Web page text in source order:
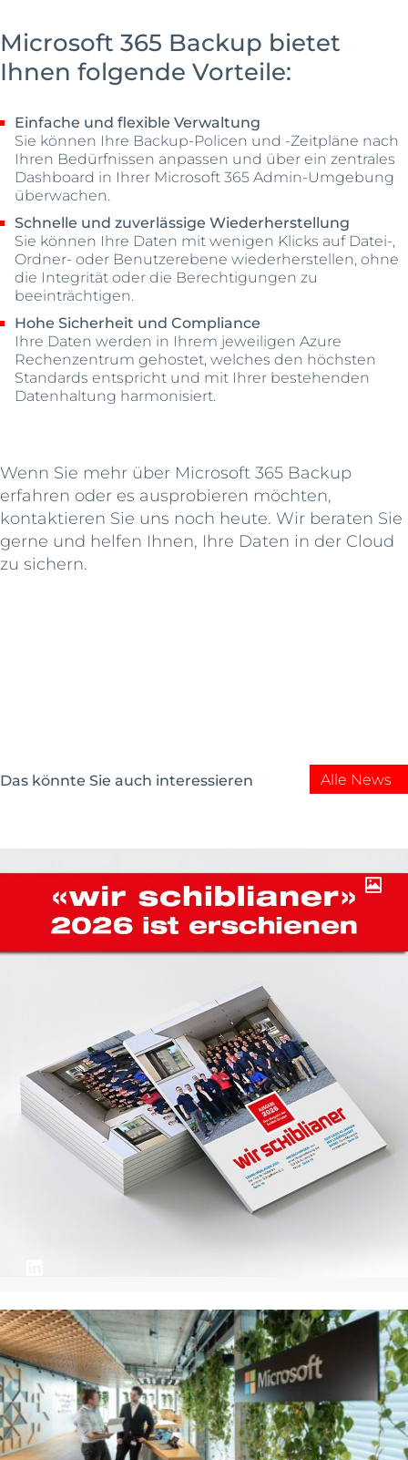
Microsoft 365 Backup bietet
Ihnen folgende Vorteile:
Einfache und flexible Verwaltung
Sie können Ihre Backup-Policen und -Zeitpläne nach
Ihren Bedürfnissen anpassen und über ein zentrales
Dashboard in Ihrer Microsoft 365 Admin-Umgebung
überwachen.
Schnelle und zuverlässige Wiederherstellung
Sie können Ihre Daten mit wenigen Klicks auf Datei-,
Ordner- oder Benutzerebene wiederherstellen, ohne
die Integrität oder die Berechtigungen zu
beeinträchtigen.
Hohe Sicherheit und Compliance
Ihre Daten werden in Ihrem jeweiligen Azure
Rechenzentrum gehostet, welches den höchsten
Standards entspricht und mit Ihrer bestehenden
Datenhaltung harmonisiert.
Wenn Sie mehr über Microsoft 365 Backup
erfahren oder es ausprobieren möchten,
kontaktieren Sie uns noch heute. Wir beraten Sie
gerne und helfen Ihnen, Ihre Daten in der Cloud
zu sichern.
Das könnte Sie auch interessieren Alle News